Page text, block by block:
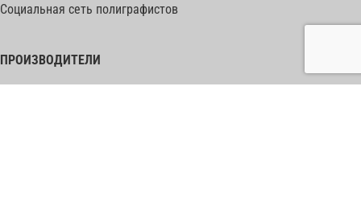
Социальная сеть полиграфистов
ПРОИЗВОДИТЕЛИ